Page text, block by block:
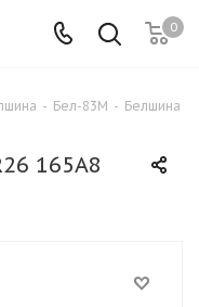
0
- Бел-83М - Белшина
165A8